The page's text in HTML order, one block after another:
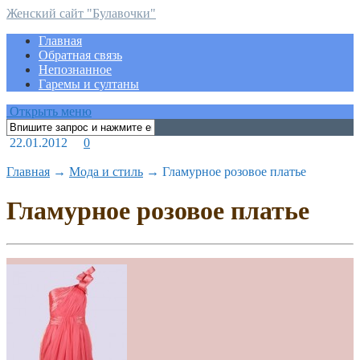
Женский сайт "Булавочки"
Главная
Обратная связь
Непознанное
Гаремы и султаны
Открыть меню
22.01.2012 0
Главная → Мода и стиль → Гламурное розовое платье
Гламурное розовое платье